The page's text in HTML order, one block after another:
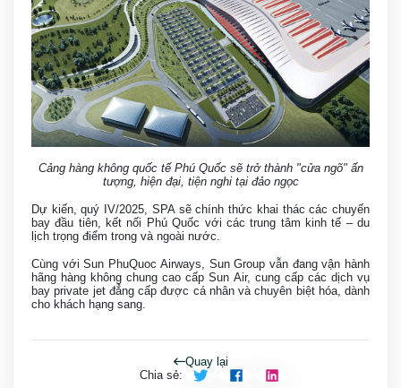
Cảng hàng không quốc tế Phú Quốc sẽ trở thành "cửa ngõ" ấn
tượng, hiện đại, tiện nghi tại đảo ngọc
Dự kiến, quý IV/2025, SPA sẽ chính thức khai thác các chuyến
bay đầu tiên, kết nối Phú Quốc với các trung tâm kinh tế – du
lịch trọng điểm trong và ngoài nước.
Cùng với Sun PhuQuoc Airways, Sun Group vẫn đang vận hành
hãng hàng không chung cao cấp Sun Air, cung cấp các dịch vụ
bay private jet đẳng cấp được cá nhân và chuyên biệt hóa, dành
cho khách hạng sang.
Quay lại
Chia sẻ: